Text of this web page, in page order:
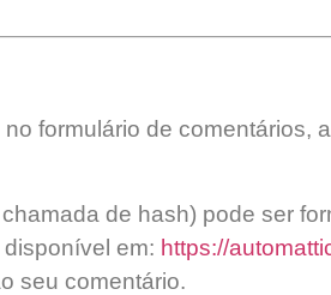
formulário de comentários,
de hash) pode ser
em: https://
seu comentário.